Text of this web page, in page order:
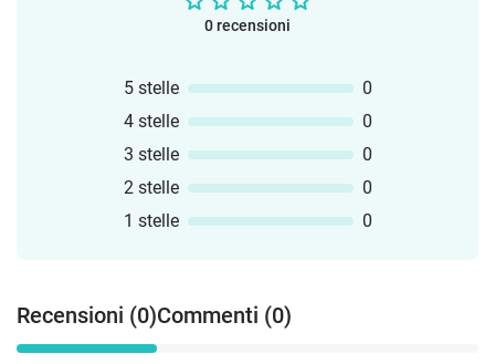
0 recensioni
5 stelle
0
4 stelle
0
3 stelle
0
2 stelle
0
1 stelle
0
Recensioni (0)Commenti (0)